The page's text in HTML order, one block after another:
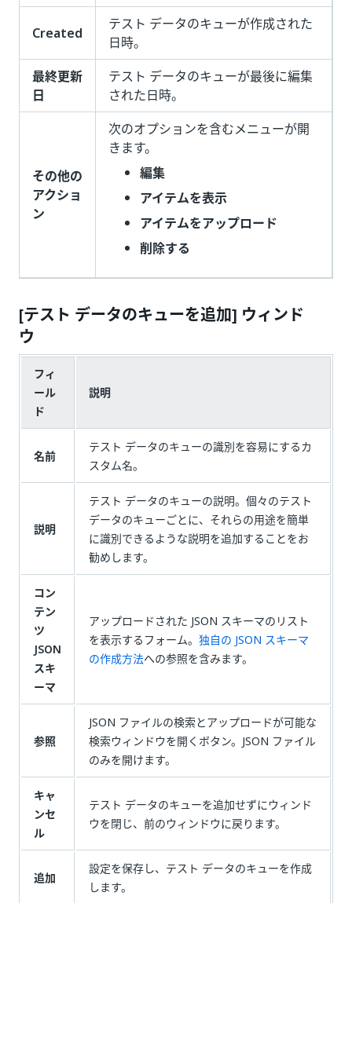
Created
テスト データのキューが作成された
日時。
最終更新
日
テスト データのキューが最後に編集
された日時。
その他の
アクショ
ン
次のオプションを含むメニューが開
きます。
編集
アイテムを表示
アイテムをアップロード
削除する
[テスト データのキューを追加] ウィンド
ウ
フィ
ール
ド
説明
名前
テスト データのキューの識別を容易にするカ
スタム名。
説明
テスト データのキューの説明。個々のテスト
データのキューごとに、それらの用途を簡単
に識別できるような説明を追加することをお
勧めします。
コン
テン
ツ
JSON
スキ
ーマ
アップロードされた JSON スキーマのリスト
を表示するフォーム。 独自の JSON スキーマ
の作成方法への参照を含みます。
参照
JSON ファイルの検索とアップロードが可能な
検索ウィンドウを開くボタン。JSON ファイル
のみを開けます。
キャ
ンセ
ル
テスト データのキューを追加せずにウィンド
ウを閉じ、前のウィンドウに戻ります。
追加
設定を保存し、テスト データのキューを作成
します。